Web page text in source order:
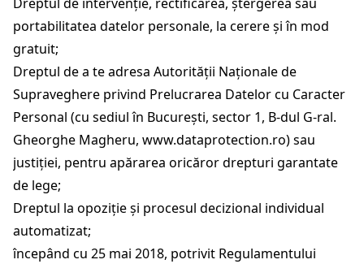
Dreptul de intervenție, rectificarea, ștergerea sau
portabilitatea datelor personale, la cerere și în mod
gratuit;
Dreptul de a te adresa Autorității Naționale de
Supraveghere privind Prelucrarea Datelor cu Caracter
Personal (cu sediul în Bucureşti, sector 1, B-dul G-ral.
Gheorghe Magheru, www.dataprotection.ro) sau
justiției, pentru apărarea oricăror drepturi garantate
de lege;
Dreptul la opoziţie şi procesul decizional individual
automatizat;
începând cu 25 mai 2018, potrivit Regulamentului